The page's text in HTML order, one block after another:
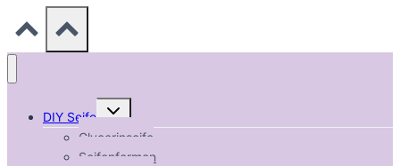
DIY Seife
Untermenü
umschalten
Glycerinseife
Seifenformen